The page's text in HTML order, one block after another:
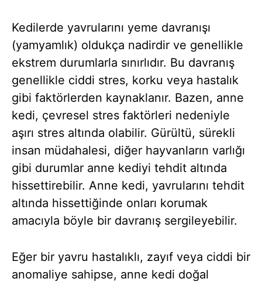
Kedilerde yavrularını yeme davranışı
(yamyamlık) oldukça nadirdir ve genellikle
ekstrem durumlarla sınırlıdır. Bu davranış
genellikle ciddi stres, korku veya hastalık
gibi faktörlerden kaynaklanır. Bazen, anne
kedi, çevresel stres faktörleri nedeniyle
aşırı stres altında olabilir. Gürültü, sürekli
insan müdahalesi, diğer hayvanların varlığı
gibi durumlar anne kediyi tehdit altında
hissettirebilir. Anne kedi, yavrularını tehdit
altında hissettiğinde onları korumak
amacıyla böyle bir davranış sergileyebilir.
Eğer bir yavru hastalıklı, zayıf veya ciddi bir
anomaliye sahipse, anne kedi doğal